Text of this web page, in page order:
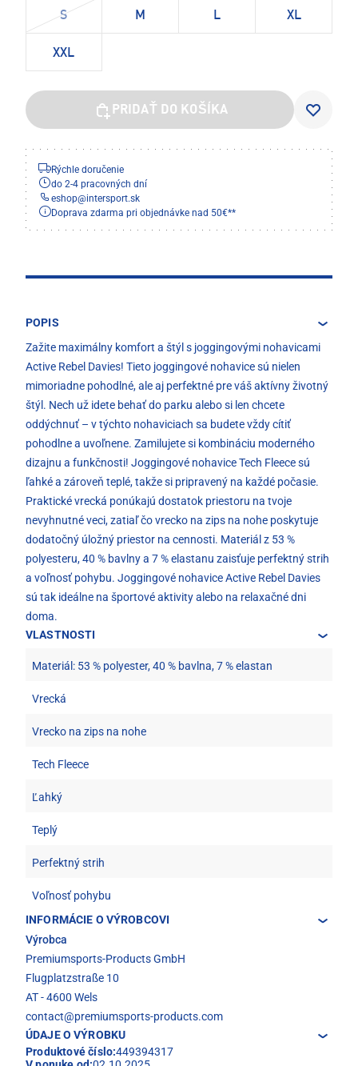
S M L XL
XXL
PRIDAŤ DO KOŠÍKA
Rýchle doručenie
do 2-4 pracovných dní
eshop@intersport.sk
Doprava zdarma pri objednávke nad 50€**
POPIS
Zažite maximálny komfort a štýl s joggingovými nohavicami
Active Rebel Davies! Tieto joggingové nohavice sú nielen
mimoriadne pohodlné, ale aj perfektné pre váš aktívny životný
štýl. Nech už idete behať do parku alebo si len chcete
oddýchnuť – v týchto nohaviciach sa budete vždy cítiť
pohodlne a uvoľnene. Zamilujete si kombináciu moderného
dizajnu a funkčnosti! Joggingové nohavice Tech Fleece sú
ľahké a zároveň teplé, takže si pripravený na každé počasie.
Praktické vrecká ponúkajú dostatok priestoru na tvoje
nevyhnutné veci, zatiaľ čo vrecko na zips na nohe poskytuje
dodatočný úložný priestor na cennosti. Materiál z 53 %
polyesteru, 40 % bavlny a 7 % elastanu zaisťuje perfektný strih
a voľnosť pohybu. Joggingové nohavice Active Rebel Davies
sú tak ideálne na športové aktivity alebo na relaxačné dni
doma.
VLASTNOSTI
Materiál: 53 % polyester, 40 % bavlna, 7 % elastan
Vrecká
Vrecko na zips na nohe
Tech Fleece
Ľahký
Teplý
Perfektný strih
Voľnosť pohybu
INFORMÁCIE O VÝROBCOVI
Výrobca
Premiumsports-Products GmbH
Flugplatzstraße 10
AT - 4600 Wels
contact@premiumsports-products.com
ÚDAJE O VÝROBKU
Produktové číslo:449394317